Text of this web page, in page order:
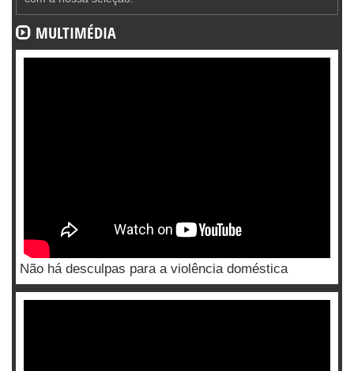
MULTIMÉDIA
Não há desculpas para a violência doméstica